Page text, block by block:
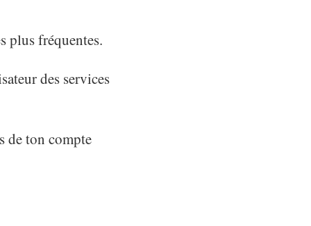
plus fréquentes.
des services
de ton compte